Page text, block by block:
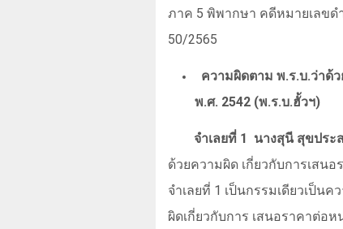
ภาค 5 พิพากษา คดีหมายเลขด
50/2565
ความผิดตาม พ.ร.บ.ว่าด้
พ.ศ. 2542 (พ.ร.บ.ฮั้วฯ)
จำเลยที่ 1 นางสุนี สุขประ
ด้วยความผิด เกี่ยวกับการเสน
จำเลยที่ 1 เป็นกรรมเดียวเป็
ผิดเกี่ยวกับการ เสนอราคาต่อ